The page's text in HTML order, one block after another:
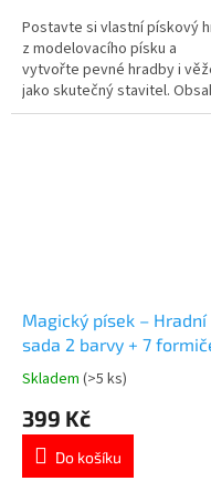
5
hvězdiček.
Postavte si vlastní pískový
z modelovacího písku a
vytvořte pevné hradby i
jako skutečný stavitel.
750 g modelovacího písku a
Magický písek – Hradní
sada 2 barvy + 7
Průměrné
produktu
5,0
Skladem (>5 ks)
399 Kč
Do košíku